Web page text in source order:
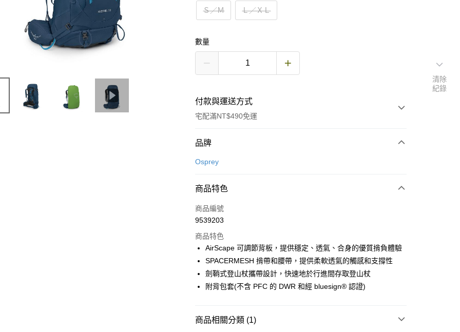
Ｓ／Ｍ Ｌ／ＸＬ
數量
付款與運送方式
宅配滿NT$490免運
付款方式
信用卡一次付款
合作金庫商業銀行
華南商業銀行
上海商業儲蓄銀行
國泰世華商業銀行
兆豐國際商業銀行
台中商業銀行
聯邦商業銀行
遠東國際商業銀行
元大商業銀行
永豐商業銀行
台灣樂天信用卡公司
LINE Pay
Apple Pay
運送方式
每筆NT$80，滿NT$490(含以上)免運費
品牌
Osprey
商品特色
商品編號
9539203
商品特色
AirScape 可調節背板，提供穩定、透氣、合身的優質揹負體驗
SPACERMESH 揹帶和腰帶，提供柔軟透氣的觸感和支撐性
劍鞘式登山杖攜帶設計，快速地於行進間存取登山杖
附背包套(不含 PFC 的 DWR 和經 bluesign® 認證)
商品相關分類 (1)
清除
紀錄